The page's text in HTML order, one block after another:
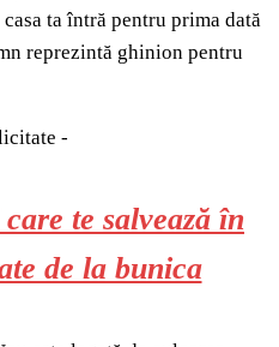
ta întră pentru prima dată
reprezintă ghinion pentru
-
te salvează în
de la bunica